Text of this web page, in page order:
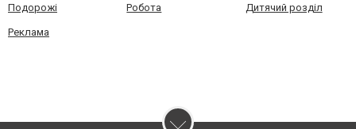
Подорожі Робота Дитячий розділ
Реклама